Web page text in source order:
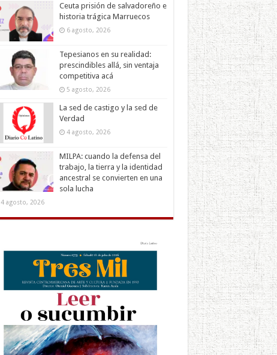
Ceuta prisión de salvadoreño e
historia trágica Marruecos
6 agosto, 2026
Tepesianos en su realidad:
prescindibles allá, sin ventaja
competitiva acá
5 agosto, 2026
La sed de castigo y la sed de
Verdad
4 agosto, 2026
MILPA: cuando la defensa del
trabajo, la tierra y la identidad
ancestral se convierten en una
sola lucha
4 agosto, 2026